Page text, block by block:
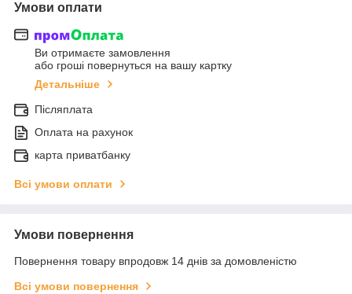
Умови оплати
Ви отримаєте замовлення
або гроші повернуться на вашу картку
Детальніше
Післяплата
Оплата на рахунок
карта приватбанку
Всі умови оплати
Умови повернення
Повернення товару впродовж 14 днів за домовленістю
Всі умови повернення